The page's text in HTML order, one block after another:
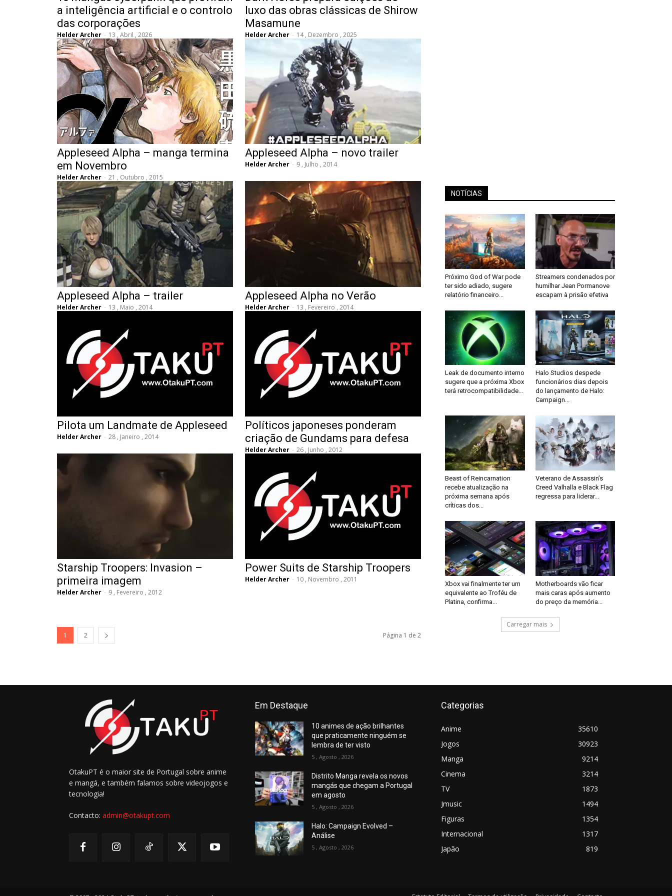
a inteligência artificial e o controlo
das corporações
Helder Archer - 13 , Abril , 2026
luxo das obras clássicas de Shirow
Masamune
Helder Archer - 14 , Dezembro , 2025
Appleseed Alpha – manga termina
em Novembro
Helder Archer - 21 , Outubro , 2015
Appleseed Alpha – novo trailer
Helder Archer - 9 , Julho , 2014
Appleseed Alpha – trailer
Helder Archer - 13 , Maio , 2014
Appleseed Alpha no Verão
Helder Archer - 13 , Fevereiro , 2014
Pilota um Landmate de Appleseed
Helder Archer - 28 , Janeiro , 2014
Políticos japoneses ponderam
criação de Gundams para defesa
Helder Archer - 26 , Junho , 2012
Starship Troopers: Invasion –
primeira imagem
Helder Archer - 9 , Fevereiro , 2012
Power Suits de Starship Troopers
Helder Archer - 10 , Novembro , 2011
1 2 Página 1 de 2
NOTÍCIAS
Próximo God of War pode
ter sido adiado, sugere
relatório financeiro...
Streamers condenados por
humilhar Jean Pormanove
escapam à prisão efetiva
Leak de documento interno
sugere que a próxima Xbox
terá retrocompatibilidade...
Halo Studios despede
funcionários dias depois
do lançamento de Halo:
Campaign...
Beast of Reincarnation
recebe atualização na
próxima semana após
críticas dos...
Veterano de Assassin’s
Creed Valhalla e Black Flag
regressa para liderar...
Xbox vai finalmente ter um
equivalente ao Troféu de
Platina, confirma...
Motherboards vão ficar
mais caras após aumento
do preço da memória...
Carregar mais
OtakuPT é o maior site de Portugal sobre anime
e mangá, e também falamos sobre videojogos e
tecnologia!
Contacto: admin@otakupt.com
Em Destaque
10 animes de ação brilhantes
que praticamente ninguém se
lembra de ter visto
5 , Agosto , 2026
Distrito Manga revela os novos
mangás que chegam a Portugal
em agosto
5 , Agosto , 2026
Halo: Campaign Evolved –
Análise
5 , Agosto , 2026
Categorias
Anime
35610
Jogos
30923
Manga
9214
Cinema
3214
TV
1873
Jmusic
1494
Figuras
1354
Internacional
1317
Japão
819